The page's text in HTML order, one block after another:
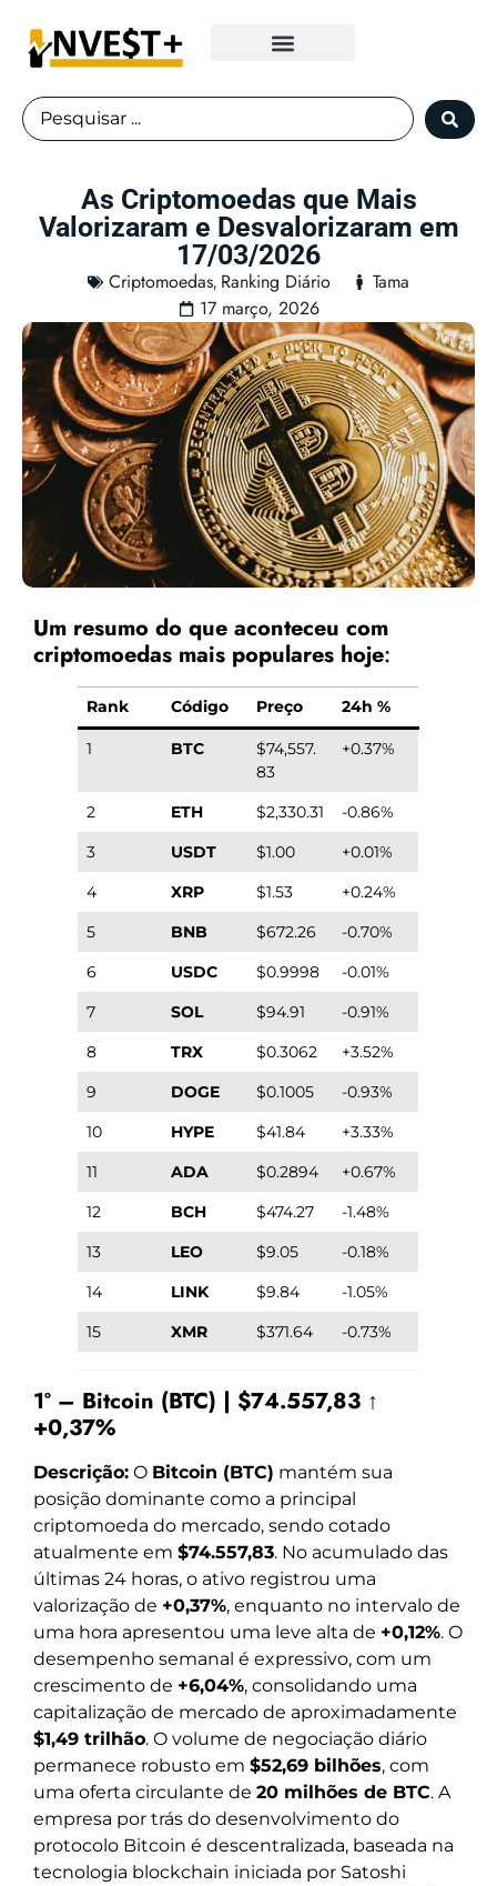
As Criptomoedas que Mais
Valorizaram e Desvalorizaram em
17/03/2026
Criptomoedas, Ranking Diário
Tama
17 março, 2026
Um resumo do que aconteceu com
criptomoedas mais populares hoje:
Rank Código Preço 24h %
1 BTC
$74,557.
83
+0.37%
2 ETH $2,330.31
-0.86%
3
USDT $1.00
+0.01%
4
XRP $1.53
+0.24%
5
BNB $672.26
-0.70%
6
USDC $0.9998
-0.01%
7
SOL $94.91
-0.91%
8
TRX $0.3062
+3.52%
9
DOGE $0.1005
-0.93%
10
HYPE $41.84
+3.33%
11
ADA $0.2894
+0.67%
12
BCH $474.27
-1.48%
13
LEO $9.05
-0.18%
14
LINK $9.84
-1.05%
15
XMR $371.64 -0.73%
1º – Bitcoin (BTC) | $74.557,83 ↑
+0,37%
Descrição: O Bitcoin (BTC) mantém sua
posição dominante como a principal
criptomoeda do mercado, sendo cotado
atualmente em $74.557,83. No acumulado das
últimas 24 horas, o ativo registrou uma
valorização de +0,37%, enquanto no intervalo de
uma hora apresentou uma leve alta de +0,12%. O
desempenho semanal é expressivo, com um
crescimento de +6,04%, consolidando uma
capitalização de mercado de aproximadamente
$1,49 trilhão. O volume de negociação diário
permanece robusto em $52,69 bilhões, com
uma oferta circulante de 20 milhões de BTC. A
empresa por trás do desenvolvimento do
protocolo Bitcoin é descentralizada, baseada na
tecnologia blockchain iniciada por Satoshi